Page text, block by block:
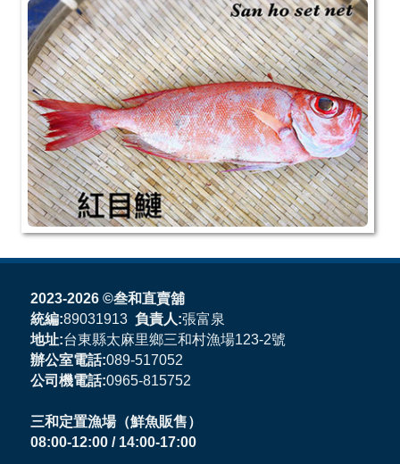
2023-2026 ©叁和直賣舖
統編:89031913 負責人:張富泉
地址:台東縣太麻里鄉三和村漁場123-2號
辦公室電話:089-517052
公司機電話:0965-815752
三和定置漁場（鮮魚販售）
08:00-12:00 / 14:00-17:00